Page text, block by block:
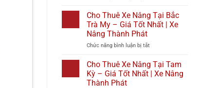
Nâng
Thành
Phát
700k
|
Giá
Nhất
|
Xe
Nâng
Trà
Nóc
1
Giá
Nhất
Thị
Trường
Thuê
Xe
Nâng
Diên
–
Giá
Tốt
Cho Thuê Xe Nâng Tại Bắc
Trà My – Giá Tốt Nhất | Xe
Nâng Thành Phát
Chức năng bình luận bị tắtở
Thuê
Xe
Nâng
Cho Thuê Xe Nâng Tại Tam
Kỳ – Giá Tốt Nhất | Xe Nâng
Thành Phát